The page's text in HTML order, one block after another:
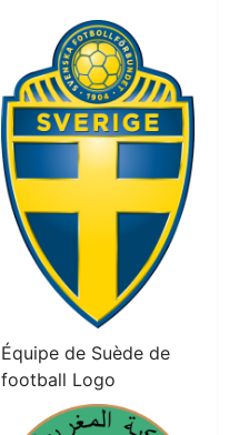
Équipe de Suède de
football Logo